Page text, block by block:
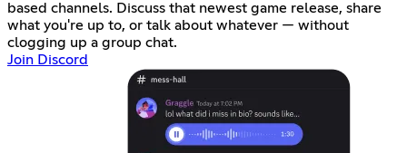
based channels. Discuss that newest game release, share
what you're up to, or talk about whatever — without
clogging up a group chat.
Join Discord